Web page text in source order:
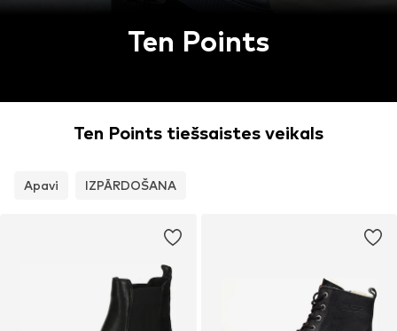
Ten Points
Ten Points tiešsaistes veikals
Apavi IZPĀRDOŠANA